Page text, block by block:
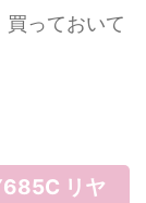
っておいて
リヤ